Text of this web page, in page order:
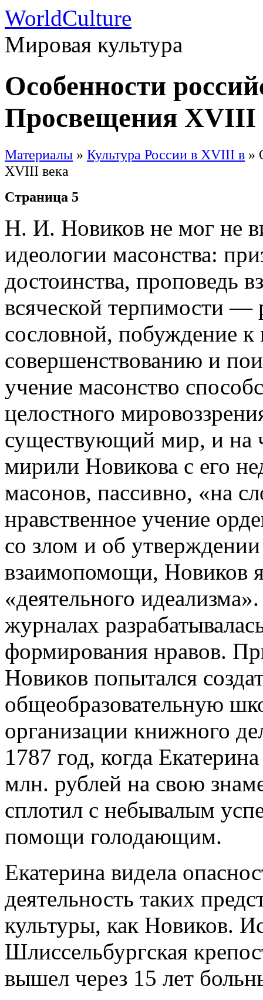
WorldCulture
Мировая культура
Особенности
Просвещения XVIII
Материалы » Культура России в XVIII в »
XVIII века
Страница 5
Н. И. Новиков не мог не
идеологии масонства:
достоинства, проповедь
всяческой терпимости —
сословной, побуждение к
совершенствованию и
учение масонство
целостного
существующий мир, и на
мирили Новикова с его
масонов, пассивно, «на
нравственное учение
со злом и об
взаимопомощи, Новиков
«деятельного
журналах
формирования нравов.
Новиков попытался
общеобразовательную
организации книжного
1787 год, когда
млн. рублей на свою
сплотил с небывалым
помощи голодающим.
Екатерина видела
деятельность таких
культуры, как Новиков.
Шлиссельбургская
вышел через 15 лет